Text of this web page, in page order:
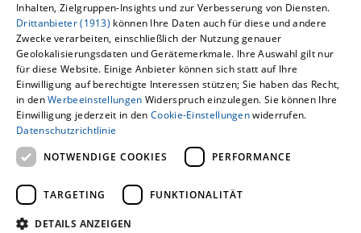
Wartung von Sole-Wasser-
Wärmepumpen
Sole-Wasser-Wärmepumpen, die
Erdwärme oder Grundwasser
nutzen, erfordern eine Wartung
durch die Kontrolle der Filter des
Heiz- und Solekreises sowie die
Überprüfung des
Frostschutzgehalts der
Um externe HTML-Inhalte anzuzeigen,
benötigen wir Ihre Einwilligung.
Weitere Informationen finden Sie in unserer
Datenschutzerklärung.
COOKIE-EINSTELLUNGEN ÖFFNEN
Inhalten, Zielgruppen-Insights und zur Verbesserung von Diensten.
Drittanbieter (1913) können Ihre Daten auch für diese und andere
Zwecke verarbeiten, einschließlich der Nutzung genauer
Geolokalisierungsdaten und Gerätemerkmale. Ihre Auswahl gilt nur
für diese Website. Einige Anbieter können sich statt auf Ihre
Einwilligung auf berechtigte Interessen stützen; Sie haben das Recht,
in denWerbeeinstellungen Widerspruch einzulegen. Sie können Ihre
Einwilligung jederzeit in denCookie-Einstellungenwiderrufen.
Datenschutzrichtlinie
NOTWENDIGE COOKIES
PERFORMANCE
TARGETING FUNKTIONALITÄT
DETAILS ANZEIGEN